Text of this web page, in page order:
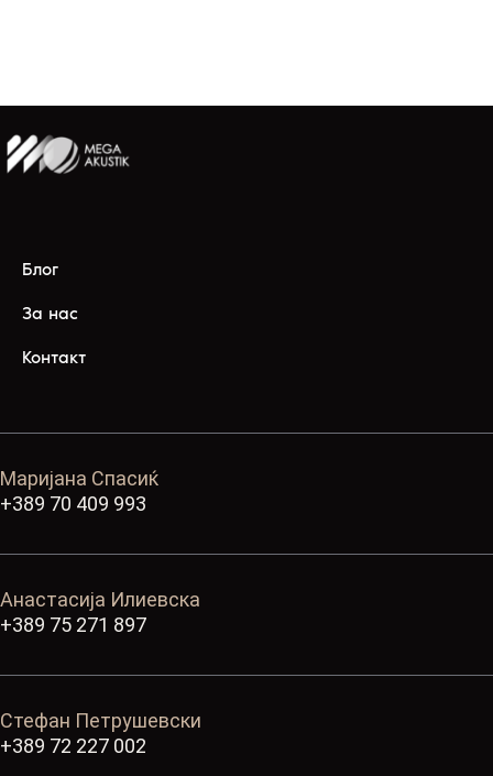
Блог
За нас
Контакт
Маријана Спасиќ
+389 70 409 993
Анастасија Илиевска
+389 75 271 897
Стефан Петрушевски
+389 72 227 002